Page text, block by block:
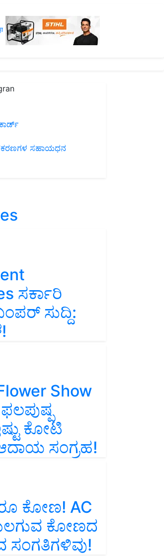
ಸಹಾಯಧನ
ಸರ್ಕಾರಿ
ಸುದ್ದಿ:
Show
ಕೋಟಿ
ಸಂಗ್ರಹ!
ಕೋಣ! AC
ಕೋಣದ
ಸಂಗತಿಗಳಿವು!